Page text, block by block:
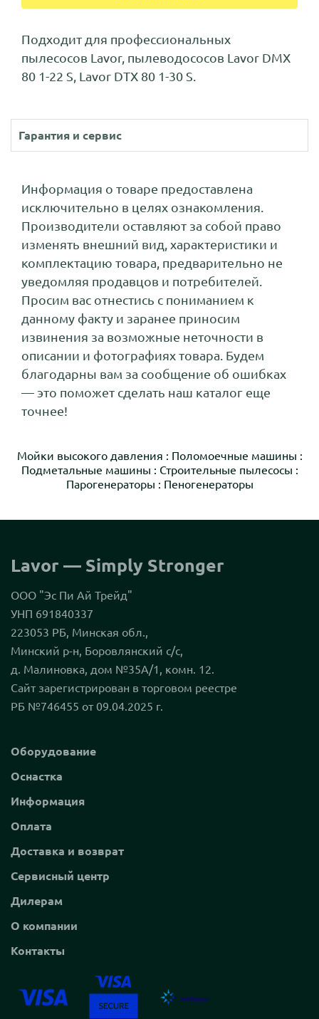
Подходит для профессиональных
пылесосов Lavor, пылеводососов Lavor DMX
80 1-22 S, Lavor DTX 80 1-30 S.
Гарантия и сервис
Информация о товаре предоставлена
исключительно в целях ознакомления.
Производители оставляют за собой право
изменять внешний вид, характеристики и
комплектацию товара, предварительно не
уведомляя продавцов и потребителей.
Просим вас отнестись с пониманием к
данному факту и заранее приносим
извинения за возможные неточности в
описании и фотографиях товара. Будем
благодарны вам за сообщение об ошибках
— это поможет сделать наш каталог еще
точнее!
Мойки высокого давления : Поломоечные машины :
Подметальные машины : Строительные пылесосы :
Парогенераторы : Пеногенераторы
Lavor — Simply Stronger
ООО "Эс Пи Ай Трейд"
УНП 691840337
223053 РБ, Минская обл.,
Минский р-н, Боровлянский с/с,
д. Малиновка, дом №35А/1, комн. 12.
Сайт зарегистрирован в торговом реестре
РБ №746455 от 09.04.2025 г.
Оборудование
Оснастка
Информация
Оплата
Доставка и возврат
Сервисный центр
Дилерам
О компании
Контакты